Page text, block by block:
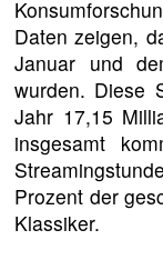
Daten zeigen,
Januar und
wurden. Diese
Jahr 17,15
insgesamt
Prozent der
Klassiker.